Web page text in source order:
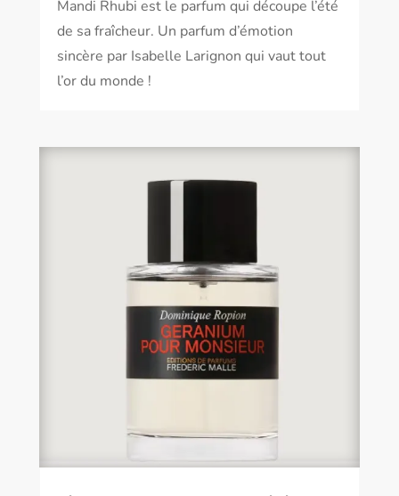
Mandi Rhubi est le parfum qui découpe l’été
de sa fraîcheur. Un parfum d’émotion
sincère par Isabelle Larignon qui vaut tout
l’or du monde !